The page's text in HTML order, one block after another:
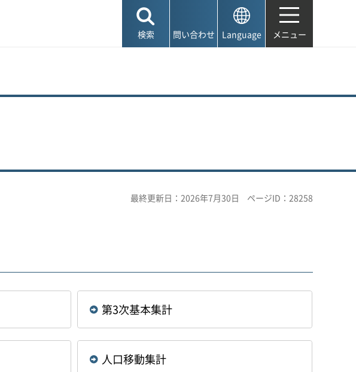
検索 問い合わせ Language メニュー
最終更新日：2026年7月30日 ページID：28258
第3次基本集計
人口移動集計